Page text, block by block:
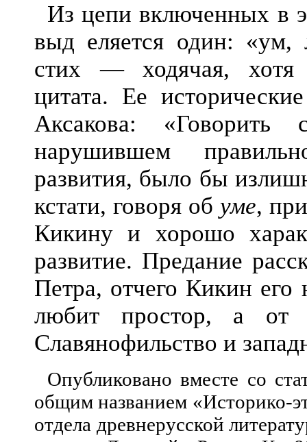
Из цепи включенных в
выд еляется один: «ум,
стих — ходячая, хотя
цитата. Ее
Аксакова:
нарушившем
развития, было бы
кстати, говоря об уме,
Кикину и хорошо
развитие. Предание
Петра, отчего Кикин его
любит простор, а от
Славянофильство и
Опубликовано вместе со
общим названием «Историко-
отдела древнерусской